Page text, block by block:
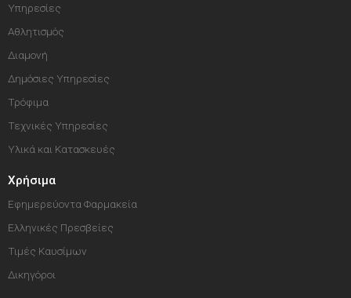
Υπηρεσίες
Αθλητισμός
Διαμονή
Δημόσιες Υπηρεσίες
Τρόφιμα
Τεχνικές Υπηρεσίες
Υλικά και Κατασκευές
Χρήσιμα
Εφημερεύοντα Φαρμακεία
Ελληνικές Πρεσβείες
Τιμές Καυσίμων
Δικηγόροι